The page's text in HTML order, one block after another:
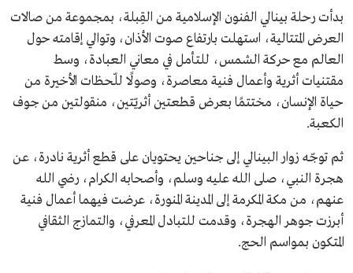
بدأت رحلة بينالي الفنون الإسلامية من القِبلة، بمجموعة من صالات
العرض المتتالية، استهلت بارتفاع صوت الأذان، وتوالي إقامته حول
العالم مع حركة الشمس، للتأمل في معاني العبادة، وسط
مقتنيات أثرية وأعمال فنية معاصرة، وصولًا للّحظات الأخيرة من
حياة الإنسان، مختتمًا بعرض قطعتين أثريّتين، منقولتين من جوف
الكعبة.
ثم توجّه زوار البينالي إلى جناحين يحتويان على قطع أثرية نادرة، عن
هجرة النبي، صلى الله عليه وسلم، وأصحابه الكرام، رضي الله
عنهم، من مكة المكرمة إلى المدينة المنورة، عرضت فيهما أعمال فنية
أبرزت جوهر الهجرة، وقدمت للتبادل المعرفي، والتمازج الثقافي
المتكون بمواسم الحج.